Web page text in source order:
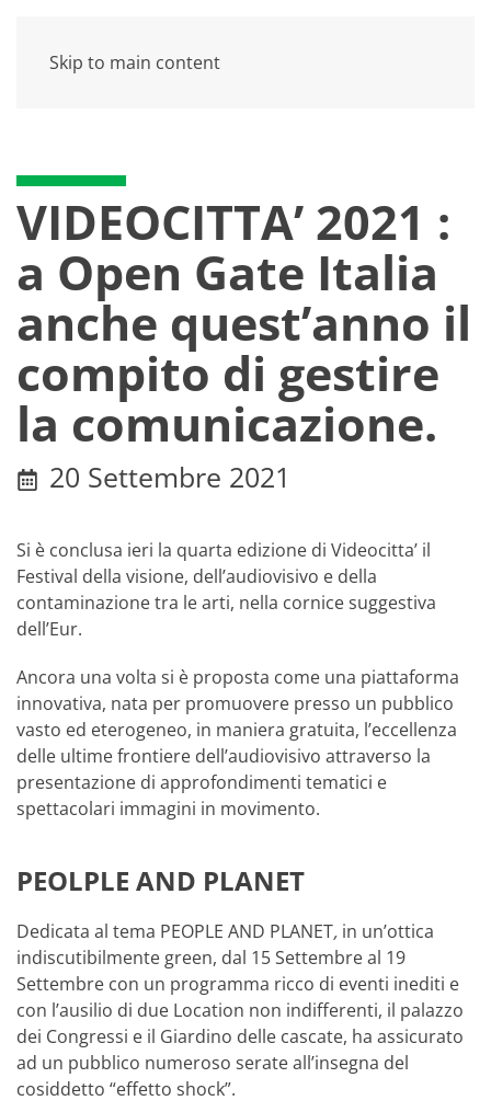
Skip to main content
VIDEOCITTA’ 2021 :
a Open Gate Italia
anche quest’anno il
compito di gestire
la comunicazione.
20 Settembre 2021
Si è conclusa ieri la quarta edizione di Videocitta’ il
Festival della visione, dell’audiovisivo e della
contaminazione tra le arti, nella cornice suggestiva
dell’Eur.
Ancora una volta si è proposta come una piattaforma
innovativa, nata per promuovere presso un pubblico
vasto ed eterogeneo, in maniera gratuita, l’eccellenza
delle ultime frontiere dell’audiovisivo attraverso la
presentazione di approfondimenti tematici e
spettacolari immagini in movimento.
PEOLPLE AND PLANET
Dedicata al tema PEOPLE AND PLANET, in un’ottica
indiscutibilmente green, dal 15 Settembre al 19
Settembre con un programma ricco di eventi inediti e
con l’ausilio di due Location non indifferenti, il palazzo
dei Congressi e il Giardino delle cascate, ha assicurato
ad un pubblico numeroso serate all’insegna del
cosiddetto “effetto shock”.